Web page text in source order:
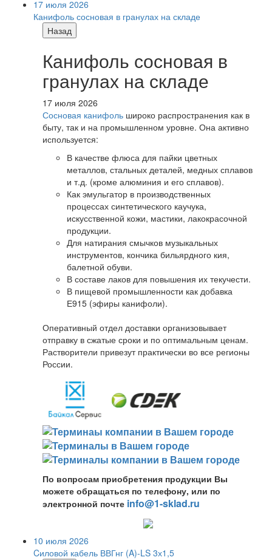
17 июля 2026
Канифоль сосновая в гранулах на складе
Назад
Канифоль сосновая в
гранулах на складе
17 июля 2026
Сосновая канифоль широко распространения как в
быту, так и на промышленном уровне. Она активно
используется:
В качестве флюса для пайки цветных
металлов, стальных деталей, медных сплавов
и т.д. (кроме алюминия и его сплавов).
Как эмульгатор в производственных
процессах синтетического каучука,
искусственной кожи, мастики, лакокрасочной
продукции.
Для натирания смычков музыкальных
инструментов, кончика бильярдного кия,
балетной обуви.
В составе лаков для повышения их текучести.
В пищевой промышленности как добавка
Е915 (эфиры канифоли).
Оперативный отдел доставки организовывает
отправку в сжатые сроки и по оптимальным ценам.
Растворители привезут практически во все регионы
России.
По вопросам приобретения продукции Вы
можете обращаться по телефону, или по
электронной почте info@1-sklad.ru
10 июля 2026
Cиловой кабель ВВГнг (A)-LS 3х1,5